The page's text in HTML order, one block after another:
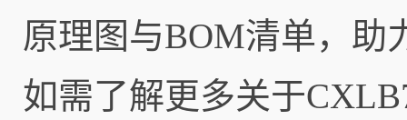
原理图与BOM清单，助
如需了解更多关于